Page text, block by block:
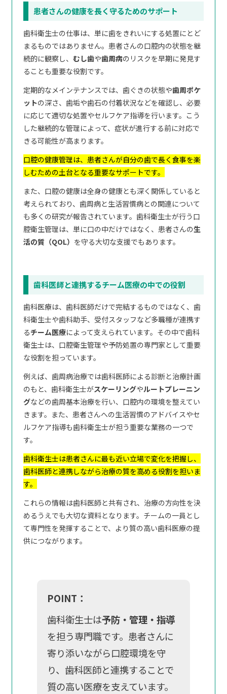
患者さんの健康を長く守るためのサポート
歯科衛生士の仕事は、単に歯をきれいにする処置にとど
まるものではありません。患者さんの口腔内の状態を継
続的に観察し、 むし歯や歯周病のリスクを早期に発見す
ることも重要な役割です。
定期的なメインテナンスでは、歯ぐきの状態や歯周ポケ
ットの深さ、歯垢や歯石の付着状況などを確認し、必要
に応じて適切な処置やセルフケア指導を行います。こう
した継続的な管理によって、症状が進行する前に対応で
きる可能性が高まります。
口腔の健康管理は、患者さんが自分の歯で長く食事を楽
しむための土台となる重要なサポートです。
また、口腔の健康は全身の健康とも深く関係していると
考えられており、歯周病と生活習慣病との関連について
も多くの研究が報告されています。歯科衛生士が行う口
腔衛生管理は、単に口の中だけではなく、患者さんの生
活の質（QOL） を守る大切な支援でもあります。
歯科医師と連携するチーム医療の中での役割
歯科医療は、歯科医師だけで完結するものではなく、歯
科衛生士や歯科助手、受付スタッフなど多職種が連携す
るチーム医療によって支えられています。その中で歯科
衛生士は、口腔衛生管理や予防処置の専門家として重要
な役割を担っています。
例えば、歯周病治療では歯科医師による診断と治療計画
のもと、歯科衛生士がスケーリングやルートプレーニン
グなどの歯周基本治療を行い、口腔内の環境を整えてい
きます。また、患者さんへの生活習慣のアドバイスやセ
ルフケア指導も歯科衛生士が担う重要な業務の一つで
す。
歯科衛生士は患者さんに最も近い立場で変化を把握し、
歯科医師と連携しながら治療の質を高める役割を担いま
す。
これらの情報は歯科医師と共有され、治療の方向性を決
めるうえでも大切な資料となります。チームの一員とし
て専門性を発揮することで、より質の高い歯科医療の提
供につながります。
POINT：
歯科衛生士は予防・管理・指導
を担う専門職です。患者さんに
寄り添いながら口腔環境を守
り、歯科医師と連携することで
質の高い医療を支えています。